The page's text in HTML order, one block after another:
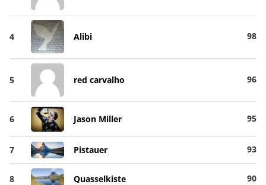
4 Alibi 98
5 red carvalho 96
6 Jason Miller 95
7 Pistauer 93
8 Quasselkiste 90